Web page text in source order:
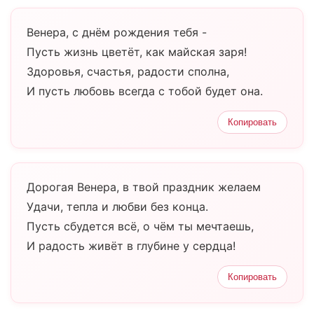
Венера, с днём рождения тебя -
Пусть жизнь цветёт, как майская заря!
Здоровья, счастья, радости сполна,
И пусть любовь всегда с тобой будет она.
Копировать
Дорогая Венера, в твой праздник желаем
Удачи, тепла и любви без конца.
Пусть сбудется всё, о чём ты мечтаешь,
И радость живёт в глубине у сердца!
Копировать